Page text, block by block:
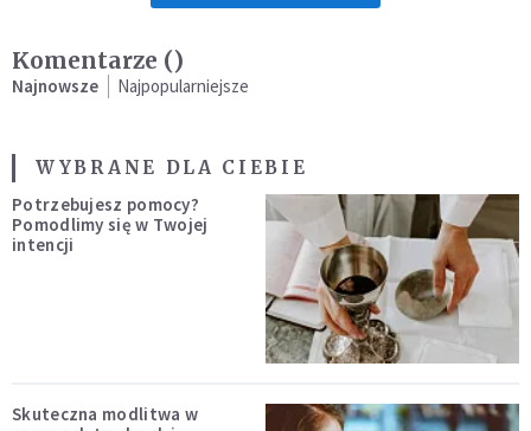
Komentarze ()
Najnowsze Najpopularniejsze
WYBRANE DLA CIEBIE
Potrzebujesz pomocy?
Pomodlimy się w Twojej
intencji
Skuteczna modlitwa w